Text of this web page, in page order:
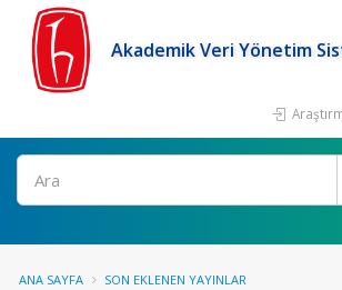
Akademik Veri Yönetim
Ara
ANA SAYFA SON EKLENEN YAYINLAR